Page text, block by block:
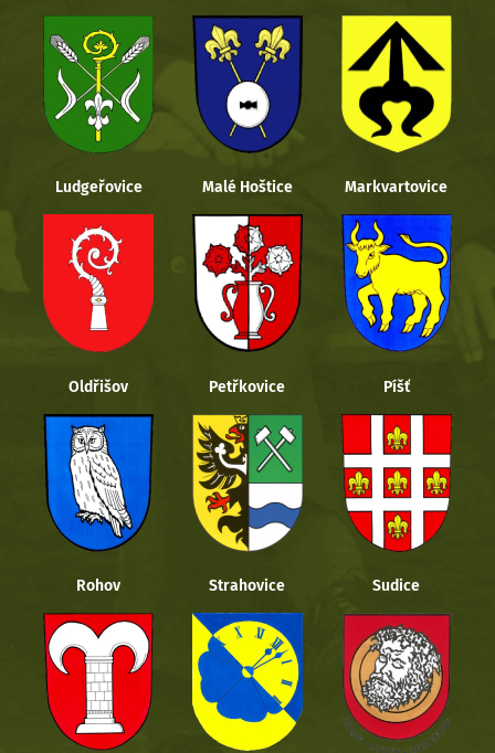
Ludgeřovice Malé Hoštice Markvartovice
Oldřišov Petřkovice Píšť
Rohov Strahovice Sudice